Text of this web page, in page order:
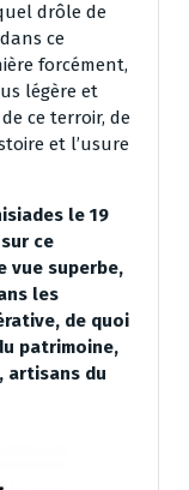
drôle de
ce
forcément,
légère et
ce terroir, de
et l’usure
le 19
ce
vue superbe,
les
de quoi
patrimoine,
artisans du